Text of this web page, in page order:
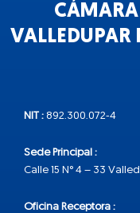
CÁMARA
VALLEDUPAR
NIT : 892.300.072-4
Sede Principal :
Calle 15 N° 4 – 33
Oficina Receptora :